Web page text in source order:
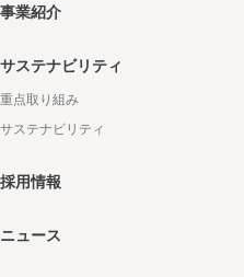
事業紹介
サステナビリティ
重点取り組み
サステナビリティ
採用情報
ニュース